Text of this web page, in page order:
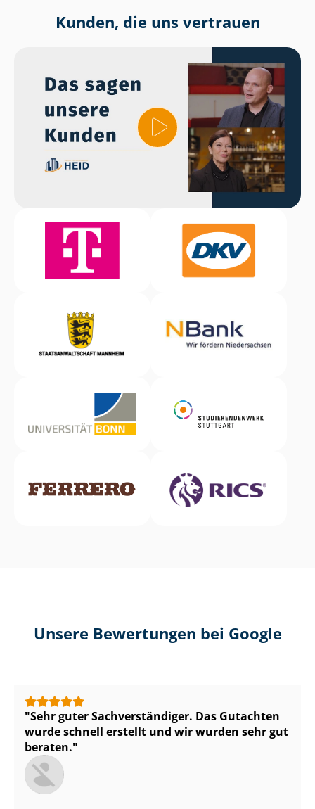
Kunden, die uns vertrauen
Unsere Bewertungen bei Google
Sehr guter Sach­ver­stän­di­ger. Das Gutachten
wurde schnell erstellt und wir wurden sehr gut
beraten.